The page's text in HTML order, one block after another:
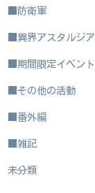
■防衛軍
■異界アスタルジア
■期間限定イベント
■その他の活動
■番外編
■雑記
未分類